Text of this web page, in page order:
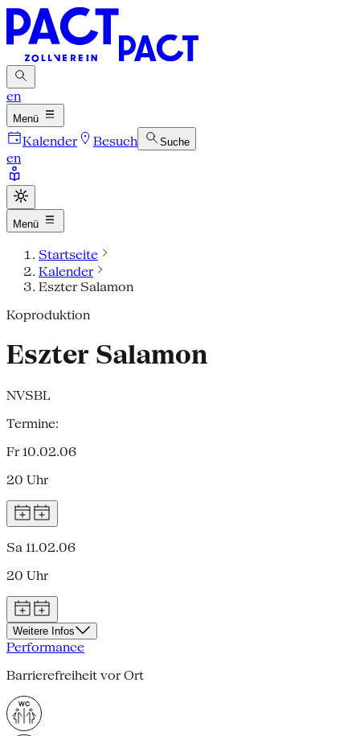
en
Menü
Kalender Besuch Suche
en
Menü
Startseite
Kalender
Eszter Salamon
Koproduktion
Eszter Salamon
NVSBL
Termine:
Fr 10.02.06
20 Uhr
Sa 11.02.06
20 Uhr
Weitere Infos
Performance
Barrierefreiheit vor Ort